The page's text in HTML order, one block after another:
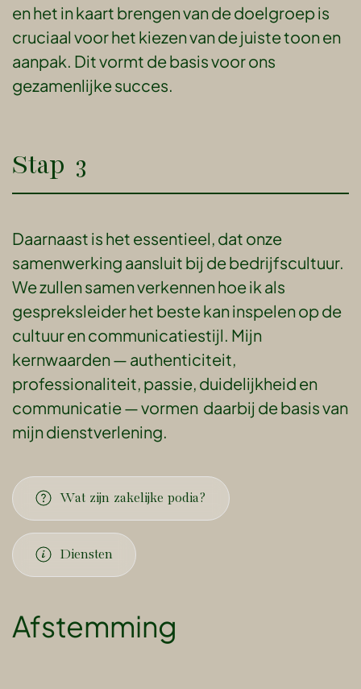
en het in kaart brengen van de doelgroep is
cruciaal voor het kiezen van de juiste toon en
aanpak. Dit vormt de basis voor ons
gezamenlijke succes.
Stap 3
Daarnaast is het essentieel, dat onze
samenwerking aansluit bij de bedrijfscultuur.
We zullen samen verkennen hoe ik als
gespreksleider het beste kan inspelen op de
cultuur en communicatiestijl. Mijn
kernwaarden — authenticiteit,
professionaliteit, passie, duidelijkheid en
communicatie — vormen daarbij de basis van
mijn dienstverlening.
Wat zijn zakelijke podia?
Diensten
Afstemming